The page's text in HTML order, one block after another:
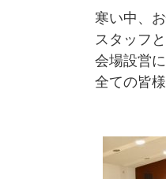
寒い中、
スタッフ
会場設営
全ての皆